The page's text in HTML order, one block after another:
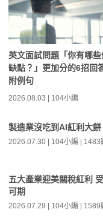
英文面試問題「你有哪
缺點？」更加分的6招回
附例句
2026.08.03 | 104小編
製造業沒吃到AI紅利大
2026.07.30 | 104小編 | 1483
五大產業迎美關稅紅利
可期
2026.07.29 | 104小編 | 1589